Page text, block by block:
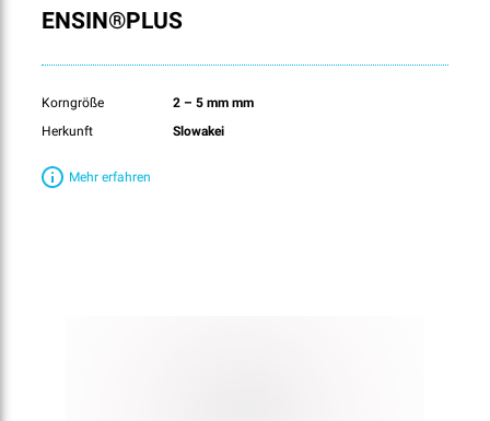
ENSIN®PLUS
Korngröße
2 – 5 mm mm
Herkunft
Slowakei
Mehr erfahren